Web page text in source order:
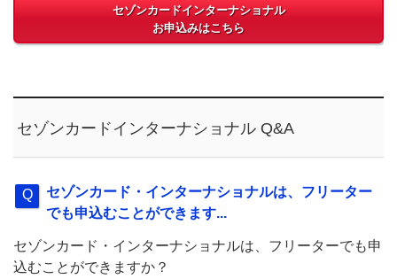
セゾンカードインターナショナル
お申込みはこちら
セゾンカードインターナショナル Q&A
セゾンカード・インターナショナルは、フリーター
でも申込むことができます...
セゾンカード・インターナショナルは、フリーターでも申
込むことができますか？